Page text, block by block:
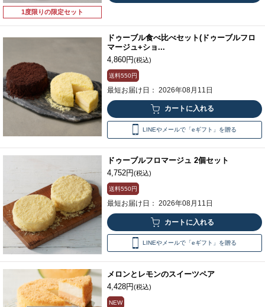
1度限りの限定セット
ドゥーブル食べ比べセット(ドゥーブルフロ
マージュ+ショ...
4,860円(税込)
送料550円
最短お届け日： 2026年08月11日
LINEやメールで「eギフト」を贈る
ドゥーブルフロマージュ 2個セット
4,752円(税込)
送料550円
最短お届け日： 2026年08月11日
LINEやメールで「eギフト」を贈る
メロンとレモンのスイーツペア
4,428円(税込)
NEW